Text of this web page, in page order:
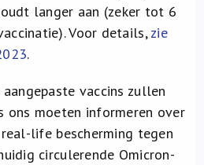
langer aan (zeker tot 6
Voor details,zie
.
vaccins zullen
ons moeten informeren over
life bescherming tegen
circulerende Omicron-